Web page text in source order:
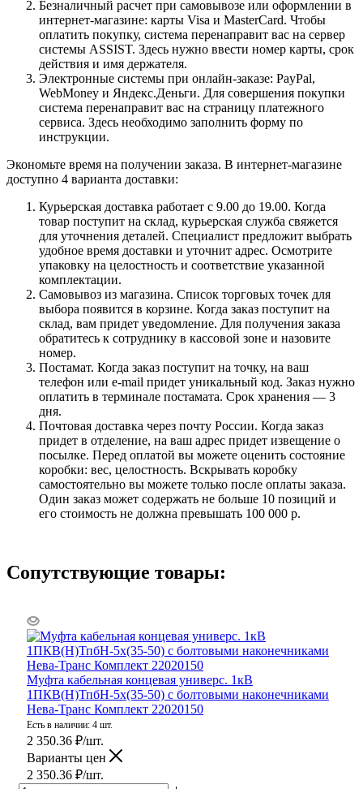
Безналичный расчет при самовывозе или оформлении в
интернет-магазине: карты Visa и MasterCard. Чтобы
оплатить покупку, система перенаправит вас на сервер
системы ASSIST. Здесь нужно ввести номер карты, срок
действия и имя держателя.
Электронные системы при онлайн-заказе: PayPal,
WebMoney и Яндекс.Деньги. Для совершения покупки
система перенаправит вас на страницу платежного
сервиса. Здесь необходимо заполнить форму по
инструкции.
Экономьте время на получении заказа. В интернет-магазине
доступно 4 варианта доставки:
Курьерская доставка работает с 9.00 до 19.00. Когда
товар поступит на склад, курьерская служба свяжется
для уточнения деталей. Специалист предложит выбрать
удобное время доставки и уточнит адрес. Осмотрите
упаковку на целостность и соответствие указанной
комплектации.
Самовывоз из магазина. Список торговых точек для
выбора появится в корзине. Когда заказ поступит на
склад, вам придет уведомление. Для получения заказа
обратитесь к сотруднику в кассовой зоне и назовите
номер.
Постамат. Когда заказ поступит на точку, на ваш
телефон или e-mail придет уникальный код. Заказ нужно
оплатить в терминале постамата. Срок хранения — 3
дня.
Почтовая доставка через почту России. Когда заказ
придет в отделение, на ваш адрес придет извещение о
посылке. Перед оплатой вы можете оценить состояние
коробки: вес, целостность. Вскрывать коробку
самостоятельно вы можете только после оплаты заказа.
Один заказ может содержать не больше 10 позиций и
его стоимость не должна превышать 100 000 р.
Сопутствующие товары:
Муфта кабельная концевая универс. 1кВ
1ПКВ(Н)ТпбН-5х(35-50) с болтовыми наконечниками
Нева-Транс Комплект 22020150
Есть в наличии: 4 шт.
2 350.36 ₽/шт.
Варианты цен
2 350.36 ₽/шт.